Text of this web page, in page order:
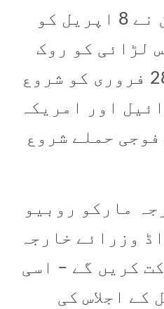
ہے، جسے پاکستان نے 8 اپریل کو
لڑائی کو روک
دیا گیا تھا جو 28 فروری کو شروع
اور امریکہ
فوجی حملے شروع
مارکو روبیو
وزرائے خارجہ
کریں گے – اسی
کے اجلاس کی